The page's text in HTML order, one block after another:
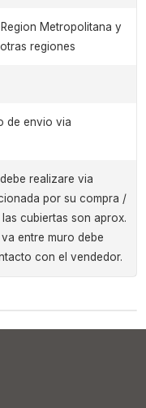
Metropolitana y
regiones
de envio via
realizare via
por su compra /
las cubiertas son aprox.
entre muro debe
con el vendedor.